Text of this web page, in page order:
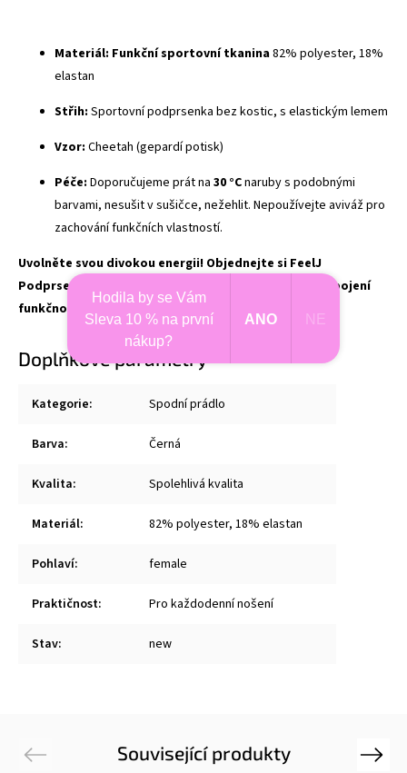
Materiál: Funkční sportovní tkanina82% polyester, 18%
elastan
Střih: Sportovní podprsenka bez kostic, s elastickým lemem
Vzor: Cheetah (gepardí potisk)
Péče: Doporučujeme prát na 30 °Cnaruby s podobnými
barvami, nesušit v sušičce, nežehlit. Nepoužívejte aviváž pro
zachování funkčních vlastností.
Uvolněte svou divokou energii! Objednejte si FeelJ
Podprsenku Cheetah ještě dnes a zažijte dokonalé spojení
funkčnosti a nezaměnitelného stylu!
Doplňkové parametry
Kategorie: Spodní prádlo
Barva: Černá
Kvalita: Spolehlivá kvalita
Materiál: 82% polyester, 18% elastan
Pohlaví: female
Praktičnost: Pro každodenní nošení
Stav: new
Související produkty
Previous Next
Hodila by se Vám
Sleva 10 % na první
nákup?
ANO NE